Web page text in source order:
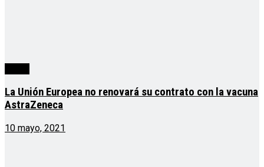
La Unión Europea no renovará su contrato con la vacuna
AstraZeneca
10 mayo, 2021